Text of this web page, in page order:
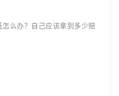
么办？自己应该拿到多少赔